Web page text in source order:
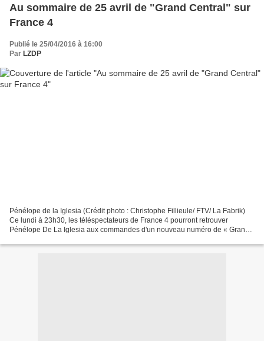
Au sommaire de 25 avril de "Grand Central" sur
France 4
Publié le 25/04/2016 à 16:00
Par LZDP
Pénélope de la Iglesia (Crédit photo : Christophe Fillieule/ FTV/ La Fabrik)
Ce lundi à 23h30, les téléspectateurs de France 4 pourront retrouver
Pénélope De La Iglesia aux commandes d'un nouveau numéro de « Grand